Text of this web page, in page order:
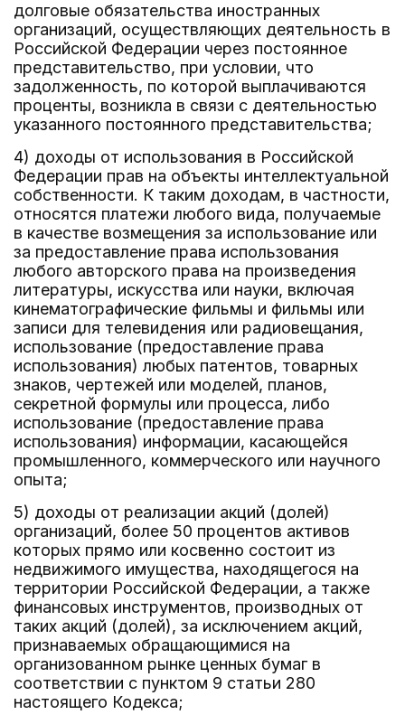
долговые обязательства иностранных
организаций, осуществляющих деятельность в
Российской Федерации через постоянное
представительство, при условии, что
задолженность, по которой выплачиваются
проценты, возникла в связи с деятельностью
указанного постоянного представительства;
4) доходы от использования в Российской
Федерации прав на объекты интеллектуальной
собственности. К таким доходам, в частности,
относятся платежи любого вида, получаемые
в качестве возмещения за использование или
за предоставление права использования
любого авторского права на произведения
литературы, искусства или науки, включая
кинематографические фильмы и фильмы или
записи для телевидения или радиовещания,
использование (предоставление права
использования) любых патентов, товарных
знаков, чертежей или моделей, планов,
секретной формулы или процесса, либо
использование (предоставление права
использования) информации, касающейся
промышленного, коммерческого или научного
опыта;
5) доходы от реализации акций (долей)
организаций, более 50 процентов активов
которых прямо или косвенно состоит из
недвижимого имущества, находящегося на
территории Российской Федерации, а также
финансовых инструментов, производных от
таких акций (долей), за исключением акций,
признаваемых обращающимися на
организованном рынке ценных бумаг в
соответствии с пунктом 9 статьи 280
настоящего Кодекса;